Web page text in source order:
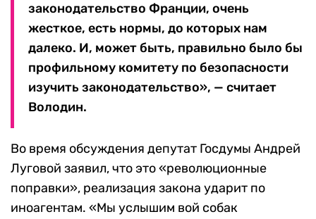
законодательство Франции, очень
жесткое, есть нормы, до которых нам
далеко. И, может быть, правильно было бы
профильному комитету по безопасности
изучить законодательство», — считает
Володин.
Во время обсуждения депутат Госдумы Андрей
Луговой заявил, что это «революционные
поправки», реализация закона ударит по
иноагентам. «Мы услышим вой собак